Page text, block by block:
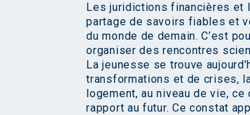
Les juridictions financières et
partage de savoirs fiables et
du monde de demain. C’est
organiser des rencontres
La jeunesse se trouve
transformations et de crises,
logement, au niveau de vie,
rapport au futur. Ce constat